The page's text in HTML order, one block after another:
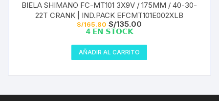
BIELA SHIMANO FC-MT101 3X9V / 175MM / 40-30-
22T CRANK | IND.PACK EFCMT101E002XLB
S/165.80 El
precio
era:
S/165.80.
S/135.00
es:
4 𝗘𝗡 𝗦𝗧𝗢𝗖𝗞
AÑADIR AL CARRITO